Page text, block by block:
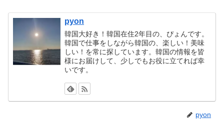
pyon
韓国大好き！韓国在住2年目の、ぴょんです。
韓国で仕事をしながら韓国の、楽しい！美味
しい！を常に探しています。韓国の情報を皆
様にお届けして、少しでもお役に立てれば幸
いです。
pyon